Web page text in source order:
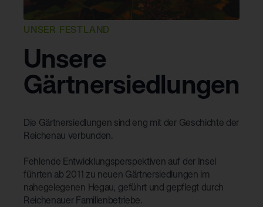
UNSER FESTLAND
Unsere
Gärtnersiedlungen
Die Gärtnersiedlungen sind eng mit der Geschichte der
Reichenau verbunden.
Fehlende Entwicklungsperspektiven auf der Insel
führten ab 2011 zu neuen Gärtnersiedlungen im
nahegelegenen Hegau, geführt und gepflegt durch
Reichenauer Familienbetriebe.